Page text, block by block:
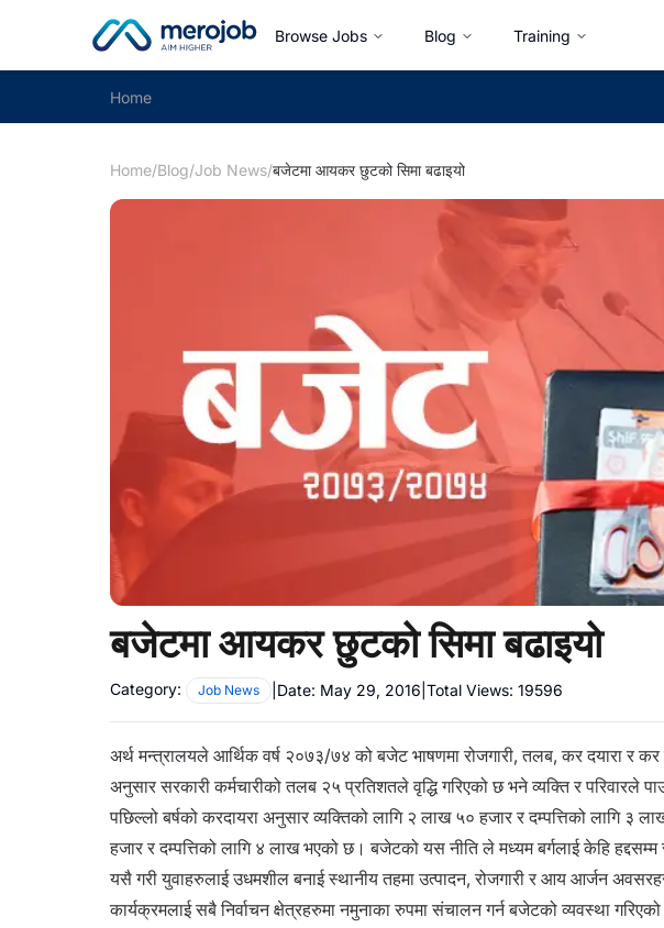
Browse Jobs Blog Training
Home
Home/Blog/Job News/बजेटमा आयकर छुटको सिमा बढाइयो
बजेटमा आयकर छुटको सिमा बढाइयो
Category: Job News Date: May 29, 2016 Total Views: 19596
अर्थ मन्त्रालयले आर्थिक वर्ष २०७३/७४ को बजेट भाषणमा रोजगारी, तलब, कर दयारा र
अनुसार सरकारी कर्मचारीको तलब २५ प्रतिशतले वृद्धि गरिएको छ भने व्यक्ति र परिवारले
पछिल्लो बर्षको करदायरा अनुसार व्यक्तिको लागि २ लाख ५० हजार र दम्पत्तिको लागि ३
हजार र दम्पत्तिको लागि ४ लाख भएको छ। बजेटको यस नीति ले मध्यम बर्गलाई केहि हद्दसम्म
यसै गरी युवाहरुलाई उधमशील बनाई स्थानीय तहमा उत्पादन, रोजगारी र आय आर्जन
कार्यक्रमलाई सबै निर्वाचन क्षेत्रहरुमा नमुनाका रुपमा संचालन गर्न बजेटको व्यवस्था